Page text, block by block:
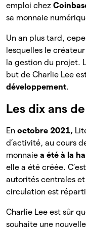
emploi chez
sa monnaie
Un an plus tard,
lesquelles le
la gestion du projet.
but de Charlie Lee
développement.
Les dix ans
En octobre 2021,
d’activité, au cours
monnaie a été à la
elle a été créée.
autorités centrales
circulation est
Charlie Lee est sûr
souhaite une